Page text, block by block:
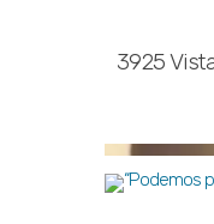
3925